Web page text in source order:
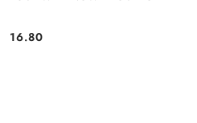
Cena:
16.80